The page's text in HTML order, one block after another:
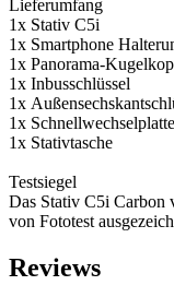
Lieferumfang
1x Stativ C5i
1x Smartphone
1x Panorama-
1x Inbusschlüssel
1x
1x Schnellwechselplatte
1x Stativtasche
Testsiegel
Das Stativ C5i Carbon
von Fototest
Reviews